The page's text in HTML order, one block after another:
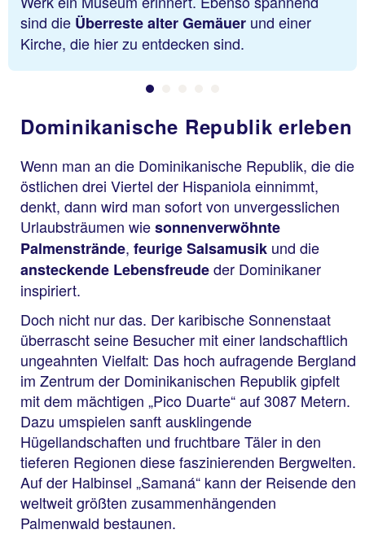
sind die Überreste alter Gemäuer und einer
Kirche, die hier zu entdecken sind.
Dominikanische Republik erleben
Wenn man an die Dominikanische Republik, die die
östlichen drei Viertel der Hispaniola einnimmt,
denkt, dann wird man sofort von unvergesslichen
Urlaubsträumen wiesonnenverwöhnte
Palmenstrände, feurige Salsamusik und die
ansteckende Lebensfreudeder Dominikaner
inspiriert.
Doch nicht nur das. Der karibische Sonnenstaat
überrascht seine Besucher mit einer landschaftlich
ungeahnten Vielfalt: Das hoch aufragende Bergland
im Zentrum der Dominikanischen Republik gipfelt
mit dem mächtigen „Pico Duarte“ auf 3087 Metern.
Dazu umspielen sanft ausklingende
Hügellandschaften und fruchtbare Täler in den
tieferen Regionen diese faszinierenden Bergwelten.
Auf der Halbinsel „Samaná“ kann der Reisende den
weltweit größten zusammenhängenden
Palmenwald bestaunen.